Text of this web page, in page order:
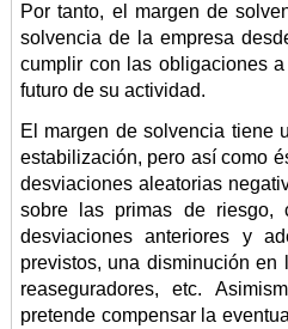
Por tanto, el margen de
solvencia de la empresa
cumplir con las obligaciones
futuro de su actividad.
El margen de solvencia tiene
estabilización, pero así como
desviaciones aleatorias
sobre las primas de riesgo,
desviaciones anteriores y
previstos, una disminución
reaseguradores, etc.
pretende compensar la